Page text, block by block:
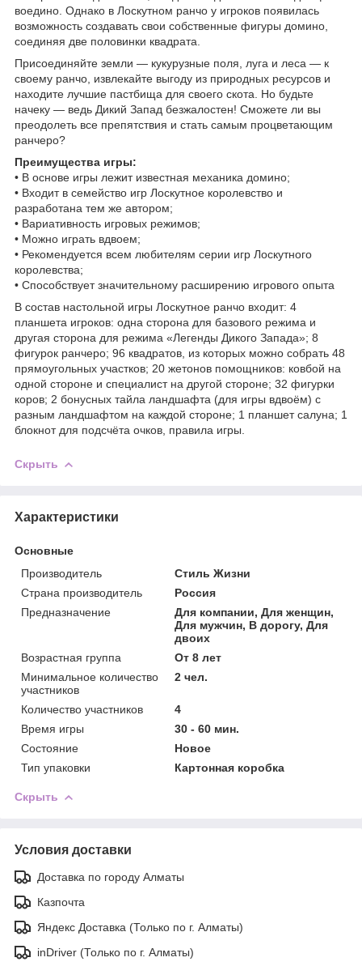
воедино. Однако в Лоскутном ранчо у игроков появилась
возможность создавать свои собственные фигуры домино,
соединяя две половинки квадрата.
Присоединяйте земли — кукурузные поля, луга и леса — к
своему ранчо, извлекайте выгоду из природных ресурсов и
находите лучшие пастбища для своего скота. Но будьте
начеку — ведь Дикий Запад безжалостен! Сможете ли вы
преодолеть все препятствия и стать самым процветающим
ранчеро?
Преимущества игры:
• В основе игры лежит известная механика домино;
• Входит в семейство игр Лоскутное королевство и
разработана тем же автором;
• Вариативность игровых режимов;
• Можно играть вдвоем;
• Рекомендуется всем любителям серии игр Лоскутного
королевства;
• Способствует значительному расширению игрового опыта
В состав настольной игры Лоскутное ранчо входит: 4
планшета игроков: одна сторона для базового режима и
другая сторона для режима «Легенды Дикого Запада»; 8
фигурок ранчеро; 96 квадратов, из которых можно собрать 48
прямоугольных участков; 20 жетонов помощников: ковбой на
одной стороне и специалист на другой стороне; 32 фигурки
коров; 2 бонусных тайла ландшафта (для игры вдвоём) с
разным ландшафтом на каждой стороне; 1 планшет салуна; 1
блокнот для подсчёта очков, правила игры.
Скрыть
Характеристики
Основные
Производитель
Стиль Жизни
Страна производитель
Россия
Предназначение
Для компании, Для женщин,
Для мужчин, В дорогу, Для
двоих
Возрастная группа
От 8 лет
Минимальное количество
участников
2 чел.
Количество участников
4
Время игры
30 - 60 мин.
Состояние
Новое
Тип упаковки
Картонная коробка
Скрыть
Условия доставки
Доставка по городу Алматы
Казпочта
Яндекс Доставка (Только по г. Алматы)
inDriver (Только по г. Алматы)